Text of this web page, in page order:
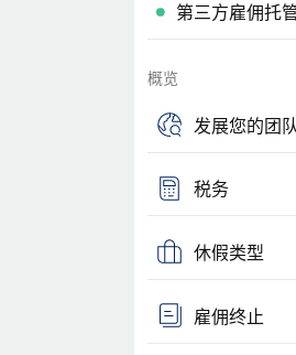
第三方雇佣托
概览
发展您的团队
税务
休假类型
雇佣终止